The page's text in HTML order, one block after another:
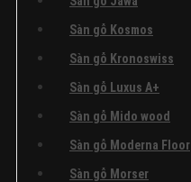
Sàn gỗ Kosmos
Sàn gỗ Kronoswiss
Sàn gỗ Luxus A+
Sàn gỗ Mido wood
Sàn gỗ Moderna Floor
Sàn gỗ Morser